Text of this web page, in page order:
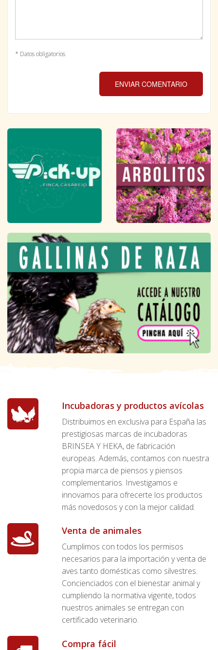
* Datos obligatorios
ENVIAR COMENTARIO
Incubadoras y productos avícolas
Distribuimos en exclusiva para España las
prestigiosas marcas de incubadoras
BRINSEA Y HEKA, de fabricación
europeas. Además, contamos con nuestra
propia marca de piensos y piensos
complementarios. Investigamos e
innovamos para ofrecerte los productos
más novedosos y con la mejor calidad.
Venta de animales
Cumplimos con todos los permisos
necesarios para la importación y venta de
aves tanto domésticas como silvestres.
Concienciados con el bienestar animal y
cumpliendo la normativa vigente, todos
nuestros animales se entregan con
certificado veterinario.
Compra fácil